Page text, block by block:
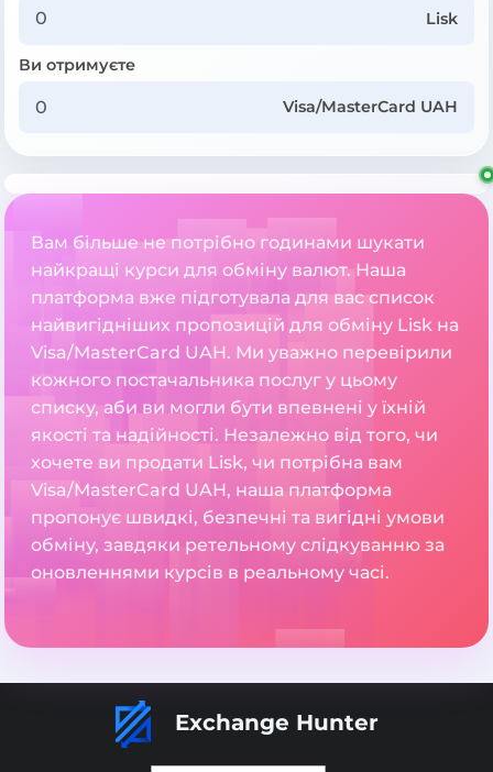
Lisk
Ви отримуєте
Visa/MasterCard UAH
Вам більше не потрібно годинами шукати
найкращі курси для обміну валют. Наша
платформа вже підготувала для вас список
найвигідніших пропозицій для обміну Lisk на
Visa/MasterCard UAH. Ми уважно перевірили
кожного постачальника послуг у цьому
списку, аби ви могли бути впевнені у їхній
якості та надійності. Незалежно від того, чи
хочете ви продати Lisk, чи потрібна вам
Visa/MasterCard UAH, наша платформа
пропонує швидкі, безпечні та вигідні умови
обміну, завдяки ретельному слідкуванню за
оновленнями курсів в реальному часі.
Exchange Hunter